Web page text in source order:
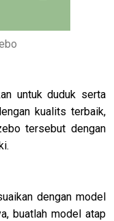
untuk duduk serta
kualits terbaik,
tersebut dengan
dengan model
buatlah model atap